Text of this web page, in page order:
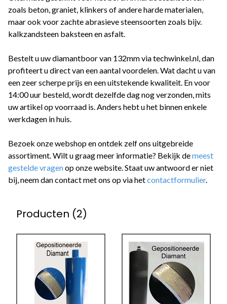
zoals beton, graniet, klinkers of andere harde materialen,
maar ook voor zachte abrasieve steensoorten zoals bijv.
kalkzandsteen baksteen en asfalt.
Bestelt u uw diamantboor van 132mm via techwinkel.nl, dan
profiteert u direct van een aantal voordelen. Wat dacht u van
een zeer scherpe prijs en een uitstekende kwaliteit. En voor
14:00 uur besteld, wordt dezelfde dag nog verzonden, mits
uw artikel op voorraad is. Anders hebt u het binnen enkele
werkdagen in huis.
Bezoek onze webshop en ontdek zelf ons uitgebreide
assortiment. Wilt u graag meer informatie? Bekijk demeest
gestelde vragenop onze website. Staat uw antwoord er niet
bij, neem dan contact met ons op via hetcontactformulier.
Producten (2)